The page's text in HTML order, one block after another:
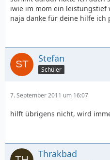
iwie im mom ein leistungstief
naja danke für deine hilfe ich
Stefan
Schüler
7. September 2011 um 16:07
hilft übrigens nicht, wird
Thrakbad